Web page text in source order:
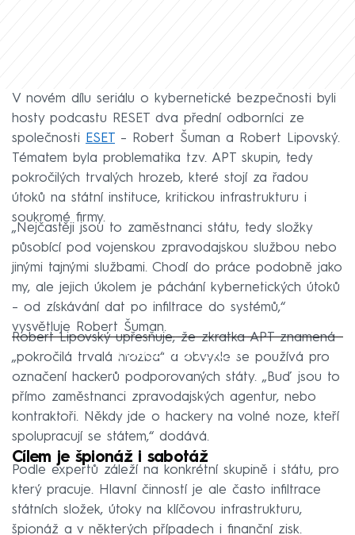
V novém dílu seriálu o kybernetické bezpečnosti byli
hosty podcastu RESET dva přední odborníci ze
společnosti
ESET – Robert Šuman a Robert Lipovský.
Tématem byla problematika tzv. APT skupin, tedy
pokročilých trvalých hrozeb, které stojí za řadou
útoků na státní instituce, kritickou infrastrukturu i
soukromé firmy.
„Nejčastěji jsou to zaměstnanci státu, tedy složky
působící pod vojenskou zpravodajskou službou nebo
jinými tajnými službami. Chodí do práce podobně jako
my, ale jejich úkolem je páchání kybernetických útoků
– od získávání dat po infiltrace do systémů,“
vysvětluje Robert Šuman.
Failed to fetch
Robert Lipovský upřesňuje, že zkratka APT znamená
„pokročilá trvalá hrozba“ a obvykle se používá pro
označení hackerů podporovaných státy. „Buď jsou to
přímo zaměstnanci zpravodajských agentur, nebo
kontraktoři. Někdy jde o hackery na volné noze, kteří
spolupracují se státem,“ dodává.
Cílem je špionáž i sabotáž
Podle expertů záleží na konkrétní skupině i státu, pro
který pracuje. Hlavní činností je ale často infiltrace
státních složek, útoky na klíčovou infrastrukturu,
špionáž a v některých případech i finanční zisk.